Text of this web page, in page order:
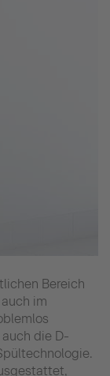
Bereich
im
die D-